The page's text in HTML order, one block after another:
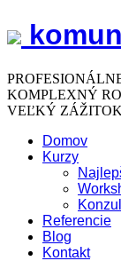
KOMPLEXNÝ
VEĽKÝ
Domov
Kurzy
Referencie
Blog
Kontakt